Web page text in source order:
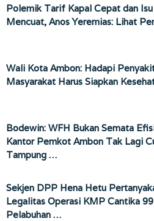
Polemik Tarif Kapal Cepat dan
Mencuat, Anos Yeremias: Lihat
Wali Kota Ambon: Hadapi
Masyarakat Harus Siapkan
Bodewin: WFH Bukan Semata
Kantor Pemkot Ambon Tak Lagi
Tampung …
Sekjen DPP Hena Hetu
Legalitas Operasi KMP Cantika
Pelabuhan …